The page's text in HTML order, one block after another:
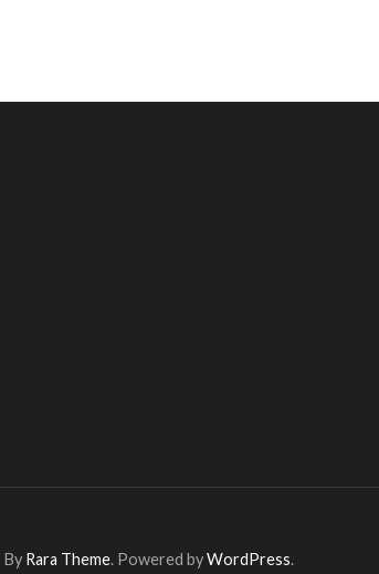
By Rara Theme. Powered byWordPress.